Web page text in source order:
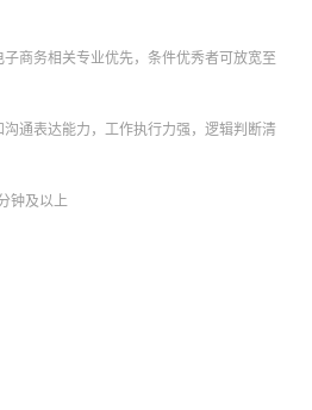
商务相关专业优先，条件优秀者可放宽至
通表达能力，工作执行力强，逻辑判断清
钟及以上